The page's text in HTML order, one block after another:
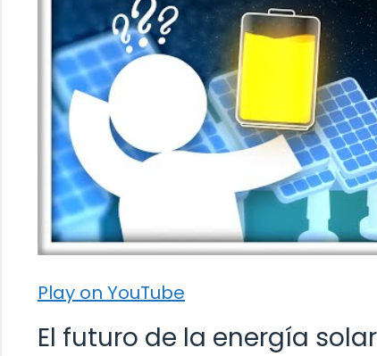
Play on YouTube
El futuro de la energía solar